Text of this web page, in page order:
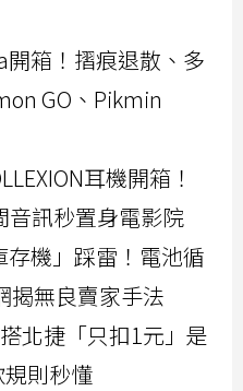
開箱！摺痕退散、多
GO、Pikmin
耳機開箱！
音訊秒置身電影院
機」踩雷！電池循
揭無良賣家手法
北捷「只扣1元」是
則秒懂